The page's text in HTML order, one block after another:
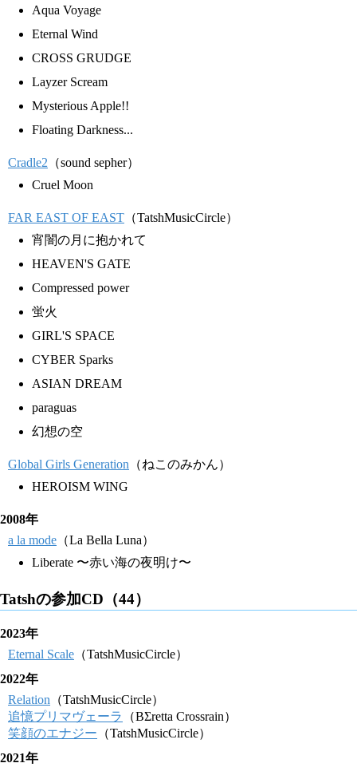
Aqua Voyage
Eternal Wind
CROSS GRUDGE
Layzer Scream
Mysterious Apple!!
Floating Darkness...
Cradle2 （sound sepher）
Cruel Moon
FAR EAST OF EAST （TatshMusicCircle）
宵闇の月に抱かれて
HEAVEN'S GATE
Compressed power
蛍火
GIRL'S SPACE
CYBER Sparks
ASIAN DREAM
paraguas
幻想の空
Global Girls Generation （ねこのみかん）
HEROISM WING
2008年
a la mode （La Bella Luna）
Liberate 〜赤い海の夜明け〜
Tatshの参加CD（44）
2023年
Eternal Scale （TatshMusicCircle）
2022年
Relation （TatshMusicCircle）
追憶プリマヴェーラ
（BΣretta Crossrain）
笑顔のエナジー （TatshMusicCircle）
2021年